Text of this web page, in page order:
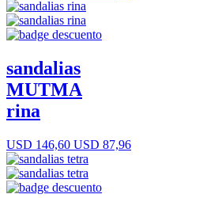
sandalias
MUTMA
rina
USD 146,60 USD 87,96